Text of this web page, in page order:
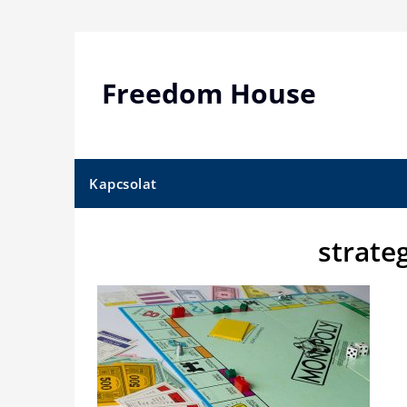
Freedom House
Kapcsolat